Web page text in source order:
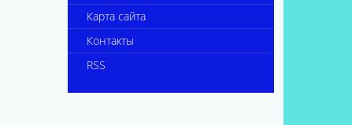
Карта сайта
Контакты
RSS